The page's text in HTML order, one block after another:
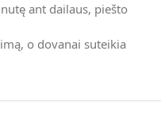
ant dailaus, piešto
o dovanai suteikia